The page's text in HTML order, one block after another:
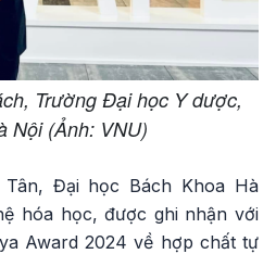
Trường Đại học Y dược,
Nội (Ảnh: VNU)
Tân, Đại học Bách Khoa Hà
hóa học, được ghi nhận với
Award 2024 về hợp chất tự